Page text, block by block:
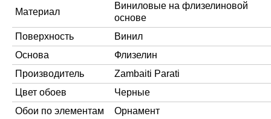
Материал
Виниловые на флизелиновой
основе
Поверхность
Винил
Основа
Флизелин
Производитель
Zambaiti Parati
Цвет обоев
Черные
Обои по элементам
Орнамент